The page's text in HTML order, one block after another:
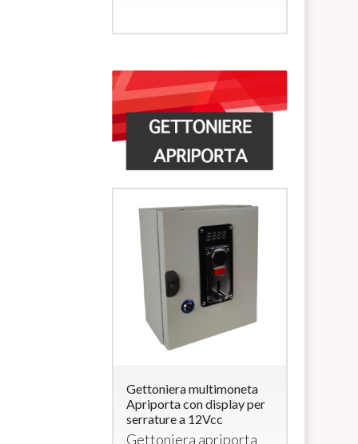
Gettoniera multimoneta
Apriporta con display per
serrature a 12Vcc
Gettoniera apriporta